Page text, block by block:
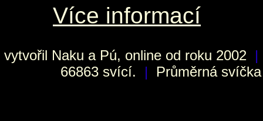
Více informací
vytvořil Naku a Pú, online od roku 2002 |
66863 svící.
| Průměrná